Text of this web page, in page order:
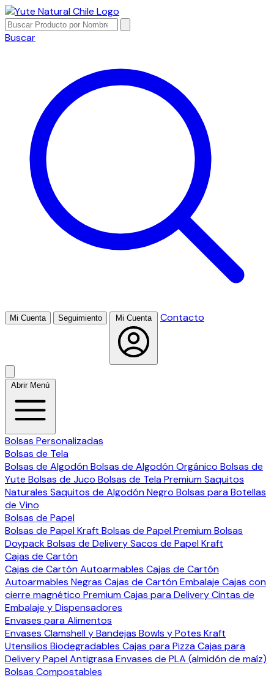
Buscar
Mi Cuenta Seguimiento Mi Cuenta Contacto
Abrir Menú
Bolsas Personalizadas
Bolsas de Tela
Bolsas de AlgodónBolsas de Algodón Orgánico Bolsas de
Yute Bolsas de Juco Bolsas de Tela PremiumSaquitos
Naturales Saquitos de Algodón Negro Bolsas para Botellas
de Vino
Bolsas de Papel
Bolsas de Papel Kraft Bolsas de Papel PremiumBolsas
DoypackBolsas de DeliverySacos de Papel Kraft
Cajas de Cartón
Cajas de Cartón Autoarmables Cajas de Cartón
Autoarmables Negras Cajas de Cartón Embalaje Cajas con
cierre magnético PremiumCajas para DeliveryCintas de
Embalaje y Dispensadores
Envases para Alimentos
Envases Clamshell y Bandejas Bowls y Potes Kraft
Utensilios Biodegradables Cajas para PizzaCajas para
DeliveryPapel AntigrasaEnvases de PLA (almidón de maíz)
Bolsas Compostables